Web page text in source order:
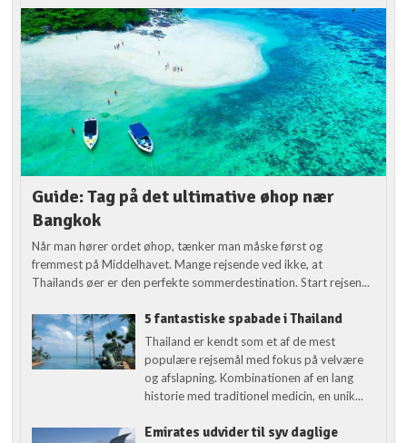
Guide: Tag på det ultimative øhop nær
Bangkok
Når man hører ordet øhop, tænker man måske først og
fremmest på Middelhavet. Mange rejsende ved ikke, at
Thailands øer er den perfekte sommerdestination. Start rejsen...
5 fantastiske spabade i Thailand
Thailand er kendt som et af de mest
populære rejsemål med fokus på velvære
og afslapning. Kombinationen af en lang
historie med traditionel medicin, en unik...
Emirates udvider til syv daglige